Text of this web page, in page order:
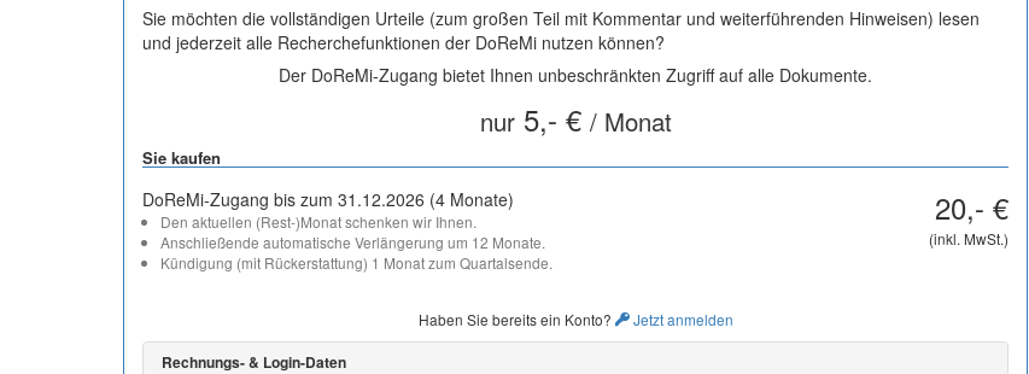
Sie möchten die vollständigen Urteile (zum großen Teil mit Kommentar und weiterführenden Hinweisen) lesen
und jederzeit alle Recherchefunktionen der DoReMi nutzen können?
Der DoReMi-Zugang bietet Ihnen unbeschränkten Zugriff auf alle Dokumente.
nur5,- € / Monat
Sie kaufen
DoReMi-Zugang bis zum 31.12.2026 (4 Monate)
Den aktuellen (Rest-)Monat schenken wir Ihnen.
Anschließende automatische Verlängerung um 12 Monate.
Kündigung (mit Rückerstattung) 1 Monat zum Quartalsende.
20,- €
(inkl. MwSt.)
Haben Sie bereits ein Konto? Jetzt anmelden
Rechnungs- & Login-Daten